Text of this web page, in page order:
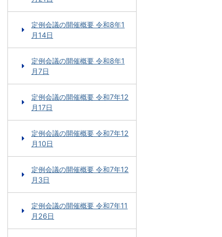
定例会議の開催概要 令和8年1
月14日
定例会議の開催概要 令和8年1
月7日
定例会議の開催概要 令和7年12
月17日
定例会議の開催概要 令和7年12
月10日
定例会議の開催概要 令和7年12
月3日
定例会議の開催概要 令和7年11
月26日